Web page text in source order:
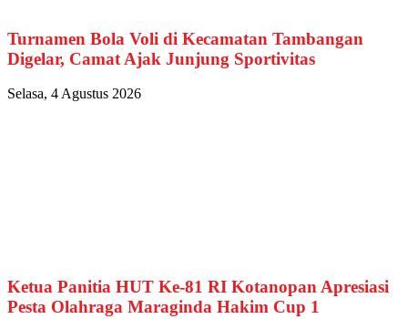
Turnamen Bola Voli di Kecamatan Tambangan
Digelar, Camat Ajak Junjung Sportivitas
Selasa, 4 Agustus 2026
Ketua Panitia HUT Ke-81 RI Kotanopan Apresiasi
Pesta Olahraga Maraginda Hakim Cup 1